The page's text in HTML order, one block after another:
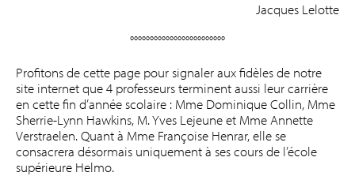
Jacques Lelotte
°°°°°°°°°°°°°°°°°°°°°°°°
Profitons de cette page pour signaler aux fidèles de notre
site internet que 4 professeurs terminent aussi leur carrière
en cette fin d’année scolaire : Mme Dominique Collin, Mme
Sherrie-Lynn Hawkins, M. Yves Lejeune et Mme Annette
Verstraelen. Quant à Mme Françoise Henrar, elle se
consacrera désormais uniquement à ses cours de l’école
supérieure Helmo.